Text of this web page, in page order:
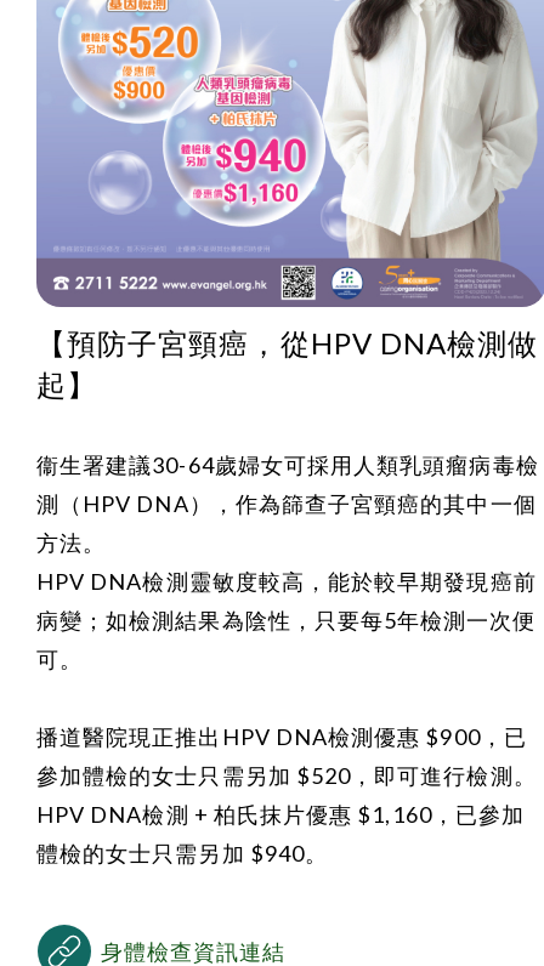
【預防子宮頸癌，從HPV DNA檢測做
起】
衞生署建議30-64歲婦女可採用人類乳頭瘤病毒檢
測（HPV DNA），作為篩查子宮頸癌的其中一個
方法。
HPV DNA檢測靈敏度較高，能於較早期發現癌前
病變；如檢測結果為陰性，只要每5年檢測一次便
可。
播道醫院現正推出HPV DNA檢測優惠 $900，已
參加體檢的女士只需另加 $520，即可進行檢測。
HPV DNA檢測 + 柏氏抹片優惠 $1,160，已參加
體檢的女士只需另加 $940。
身體檢查資訊連結